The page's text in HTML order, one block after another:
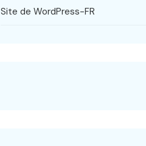
Site de WordPress-FR